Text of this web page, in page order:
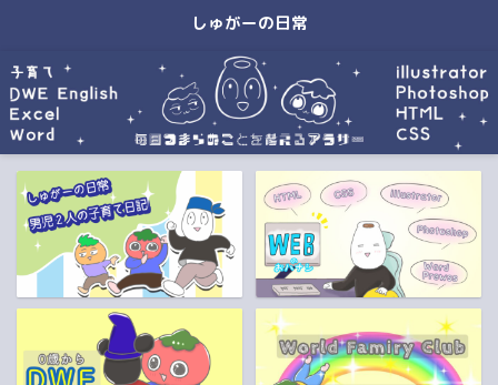
しゅがーの日常